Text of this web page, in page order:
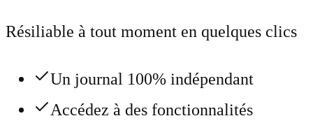
Résiliable à tout moment en quelques clics
Un journal 100% indépendant
Accédez à des fonctionnalités